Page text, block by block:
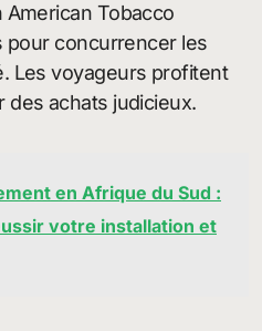
Tobacco
pour concurrencer les
Les voyageurs profitent
des achats judicieux.
en Afrique du Sud :
votre installation et